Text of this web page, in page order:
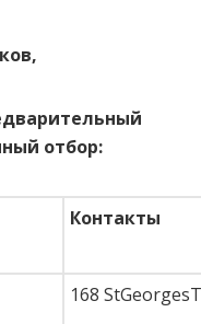
отбор:
Контакты
168